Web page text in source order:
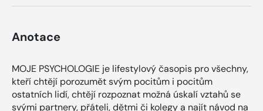
Anotace
MOJE PSYCHOLOGIE je lifestylový časopis pro všechny,
kteří chtějí porozumět svým pocitům i pocitům
ostatních lidí, chtějí rozpoznat možná úskalí vztahů se
svými partnery, přáteli, dětmi či kolegy a najít návod na